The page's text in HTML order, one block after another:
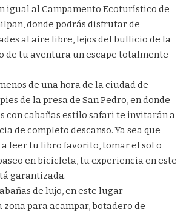
igual al Campamento Ecoturístico de
donde podrás disfrutar de
al aire libre, lejos del bullicio de la
de tu aventura un escape totalmente
de una hora de la ciudad de
de la presa de San Pedro, en donde
con cabañas estilo safari te invitarán a
de completo descanso. Ya sea que
leer tu libro favorito, tomar el sol o
en bicicleta, tu experiencia en este
garantizada.
de lujo, en este lugar
para acampar, botadero de